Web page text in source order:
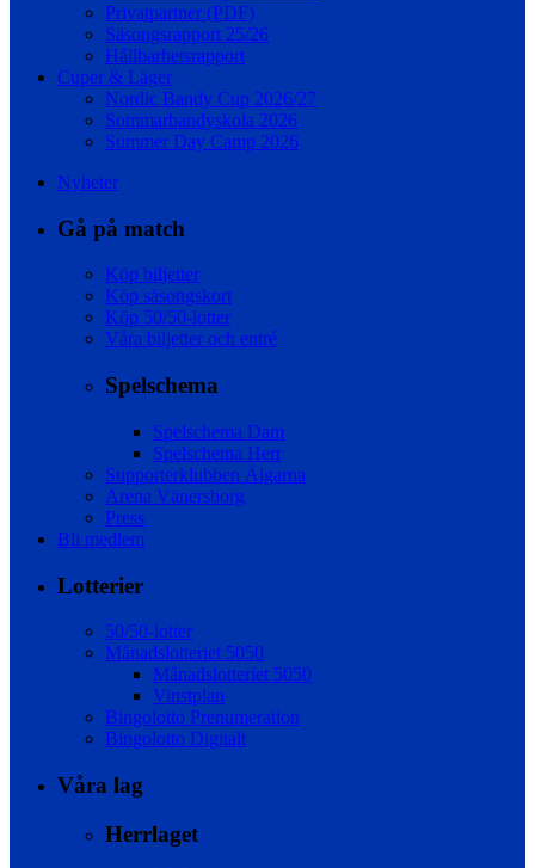
Privatpartner (PDF)
Säsongsrapport 25/26
Hållbarhetsrapport
Cuper & Läger
Nordic Bandy Cup 2026/27
Sommarbandyskola 2026
Summer Day Camp 2026
Nyheter
Gå på match
Köp biljetter
Köp säsongskort
Köp 50/50-lotter
Våra biljetter och entré
Spelschema
Spelschema Dam
Spelschema Herr
Supporterklubben Älgarna
Arena Vänersborg
Press
Bli medlem
Lotterier
50/50-lotter
Månadslotteriet 5050
Månadslotteriet 5050
Vinstplan
Bingolotto Prenumeration
Bingolotto Digitalt
Våra lag
Herrlaget